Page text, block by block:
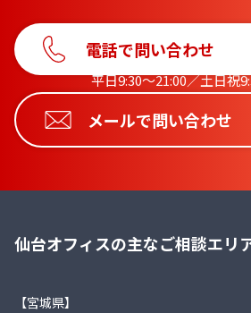
電話で問い合わせ
平日9:30〜21:00／土日祝
メールで問い合わせ
仙台オフィスの主なご相談エリ
【宮城県】